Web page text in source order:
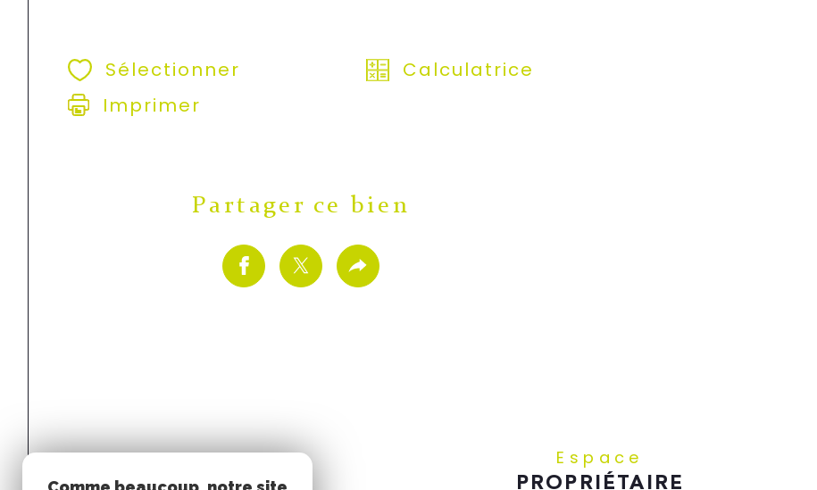
Sélectionner
Calculatrice
Imprimer
Partager ce bien
Espace
PROPRIÉTAIRE